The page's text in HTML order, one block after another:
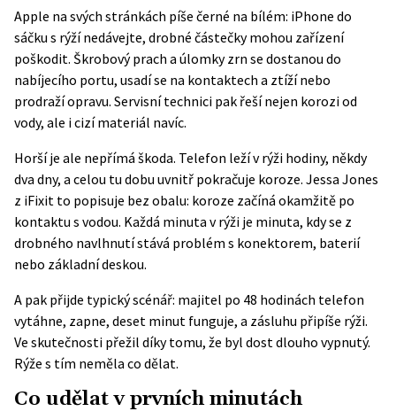
Apple na svých stránkách píše černé na bílém: iPhone do
sáčku s rýží nedávejte, drobné částečky mohou zařízení
poškodit. Škrobový prach a úlomky zrn se dostanou do
nabíjecího portu, usadí se na kontaktech a ztíží nebo
prodraží opravu. Servisní technici pak řeší nejen korozi od
vody, ale i cizí materiál navíc.
Horší je ale nepřímá škoda. Telefon leží v rýži hodiny, někdy
dva dny, a celou tu dobu uvnitř pokračuje koroze. Jessa Jones
z iFixit to popisuje bez obalu: koroze začíná okamžitě po
kontaktu s vodou. Každá minuta v rýži je minuta, kdy se z
drobného navlhnutí stává problém s konektorem, baterií
nebo základní deskou.
A pak přijde typický scénář: majitel po 48 hodinách telefon
vytáhne, zapne, deset minut funguje, a zásluhu připíše rýži.
Ve skutečnosti přežil díky tomu, že byl dost dlouho vypnutý.
Rýže s tím neměla co dělat.
Co udělat v prvních minutách